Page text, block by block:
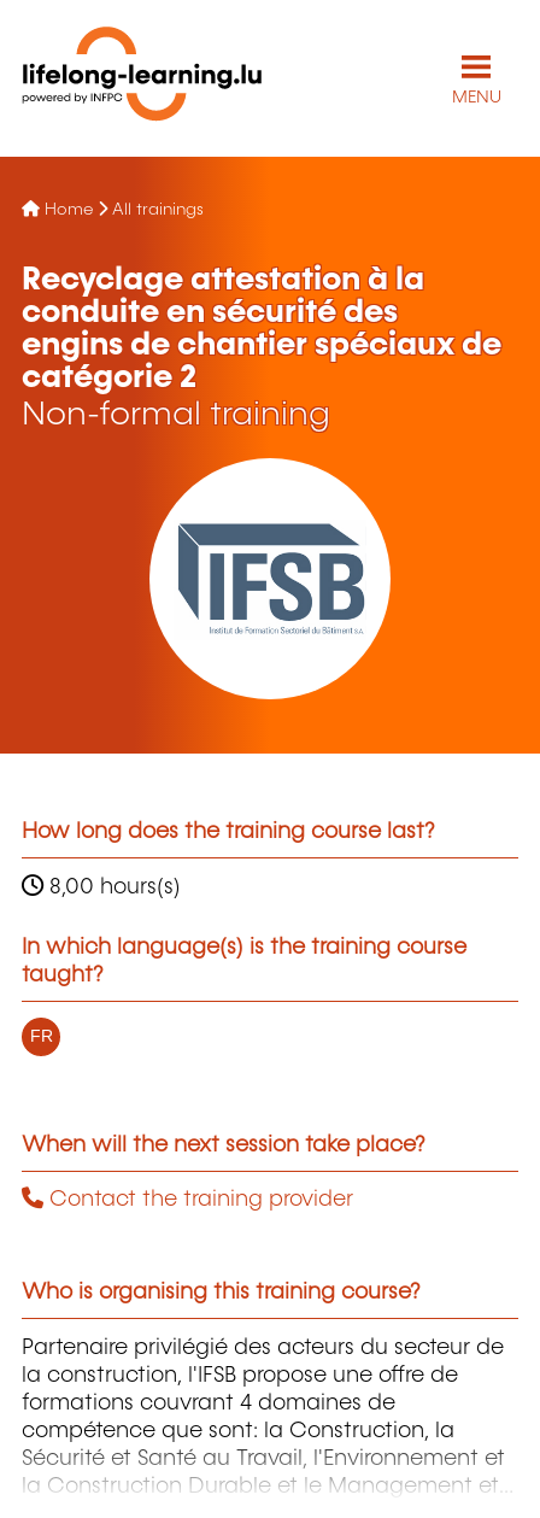
MENU
Home All trainings
Recyclage attestation à la
conduite en sécurité des
engins de chantier spéciaux de
catégorie 2
Non-formal training
How long does the training course last?
8,00 hours(s)
In which language(s) is the training course
taught?
FR
When will the next session take place?
Contact the training provider
Who is organising this training course?
Partenaire privilégié des acteurs du secteur de
la construction, l'IFSB propose une offre de
formations couvrant 4 domaines de
compétence que sont: la Construction, la
Sécurité et Santé au Travail, l'Environnement et
la Construction Durable et le Management et